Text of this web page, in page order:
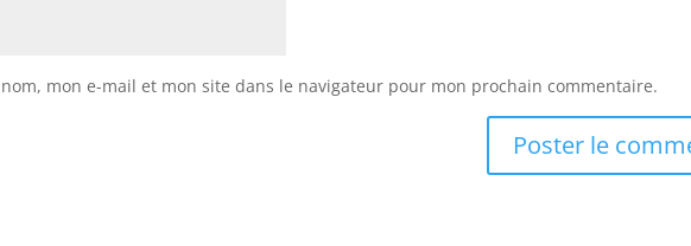
mon e-mail et mon site dans le navigateur pour mon prochain commentaire.